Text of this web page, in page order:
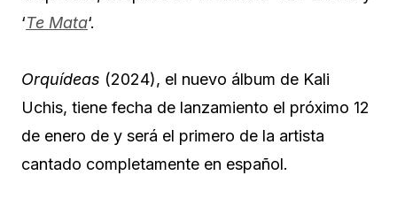
‘Te Mata‘.
Orquídeas (2024), el nuevo álbum de Kali
Uchis, tiene fecha de lanzamiento el próximo 12
de enero de y será el primero de la artista
cantado completamente en español.